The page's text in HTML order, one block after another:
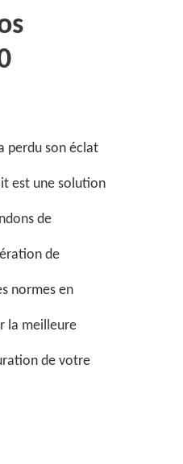
perdu son éclat
est une solution
de
de
normes en
la meilleure
de votre